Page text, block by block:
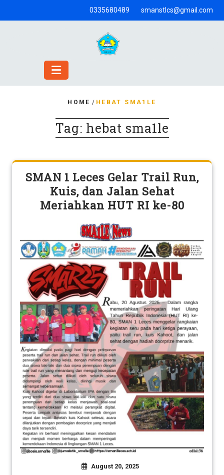
0335680489 smanstlcs@gmail.com
HOME / HEBAT SMA1LE
Tag: hebat sma1le
SMAN 1 Leces Gelar Trail Run,
Kuis, dan Jalan Sehat
Meriahkan HUT RI ke-80
August 20, 2025